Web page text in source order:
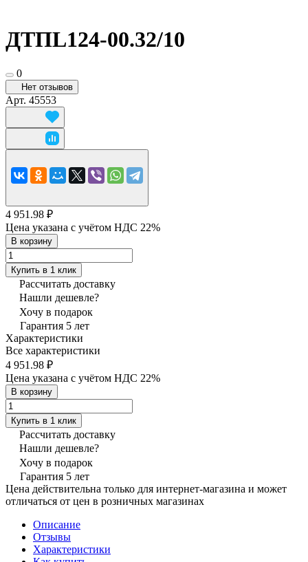
ДТПL124-00.32/10
0
Нет отзывов
Арт. 45553
4 951.98 ₽
Цена указана с учётом НДС 22%
В корзину
Купить в 1 клик
Рассчитать доставку
Нашли дешевле?
Хочу в подарок
Гарантия 5 лет
Характеристики
Все характеристики
4 951.98 ₽
Цена указана с учётом НДС 22%
В корзину
Купить в 1 клик
Рассчитать доставку
Нашли дешевле?
Хочу в подарок
Гарантия 5 лет
Цена действительна только для интернет-магазина и может
отличаться от цен в розничных магазинах
Описание
Отзывы
Характеристики